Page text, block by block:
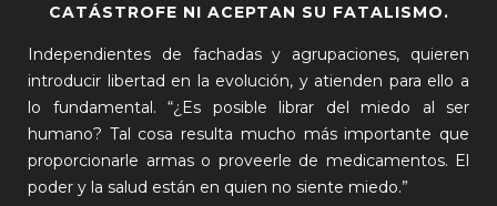
CATÁSTROFE NI ACEPTAN SU FATALISMO.
Independientes de fachadas y agrupaciones, quieren
introducir libertad en la evolución, y atienden para ello a
lo fundamental. “¿Es posible librar del miedo al ser
humano? Tal cosa resulta mucho más importante que
proporcionarle armas o proveerle de medicamentos. El
poder y la salud están en quien no siente miedo.”